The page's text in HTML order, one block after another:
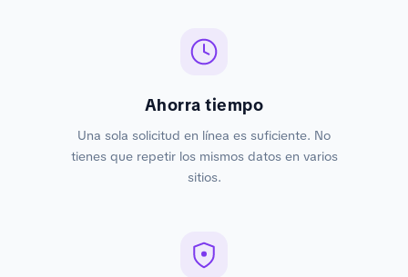
Ahorra tiempo
Una sola solicitud en línea es suficiente. No
tienes que repetir los mismos datos en varios
sitios.